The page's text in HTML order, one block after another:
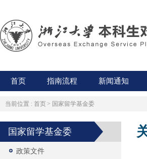
首页 指南流程 新闻通知
当前位置 : 首页 > 国家留学基金委
国家留学基金委
政策文件